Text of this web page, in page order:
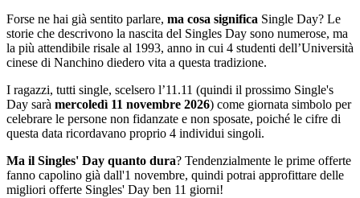
Forse ne hai già sentito parlare, ma cosa significa Single Day? Le
storie che descrivono la nascita del Singles Day sono numerose, ma
la più attendibile risale al 1993, anno in cui 4 studenti dell’Università
cinese di Nanchino diedero vita a questa tradizione.
I ragazzi, tutti single, scelsero l’11.11 (quindi il prossimo Single's
Day sarà mercoledì 11 novembre 2026) come giornata simbolo per
celebrare le persone non fidanzate e non sposate, poiché le cifre di
questa data ricordavano proprio 4 individui singoli.
Ma il Singles' Day quanto dura? Tendenzialmente le prime offerte
fanno capolino già dall'1 novembre, quindi potrai approfittare delle
migliori offerte Singles' Day ben 11 giorni!